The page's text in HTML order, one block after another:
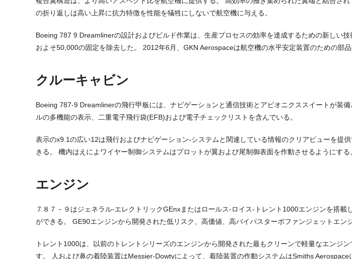
の折り返しは高い上昇に抗力特徴を性能を犠牲にしないで航空機に与える。
Boeing 787 9 Dreamlinerの設計およびビルド作業は、生産プロセスの効率を達成するための新しい
およそ50,000の固定を除去した。 2012年6月、GKN Aerospaceは航空機の水平安定装置のための部品
クルーキャビン
Boeing 787-9 Dreamlinerの飛行甲板には、ナビゲーションと通信技術とアビオニクススイートが装
ルの多機能の表示、二重電子飛行袋(EFB)および電子チェックリストを含んでいる。
表示のx9.1の広い12は飛行およびナビゲーション-システムと関連している情報のクリアビューを
きる。 機内はえによワイヤー制御システムはプロットが翼および尾制御表面を作動させるようにする
エンジン
７８７－９はジェネラル-エレクトリックGEnxまたはロールス-ロイス-トレント1000エンジンを搭
ができる。 GE90エンジンから開発された低リスク、高価値、高バイパスターボファンジェットエン
トレント1000は、以前のトレントシリーズのエンジンから開発された最もクリーンで軽量なエン
す。 人および鼻の着陸装置はMessier-Dowtyによって、着陸装置の作動システムはSmiths